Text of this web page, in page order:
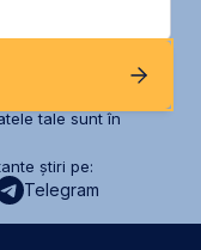
tale sunt în
știri pe:
Telegram